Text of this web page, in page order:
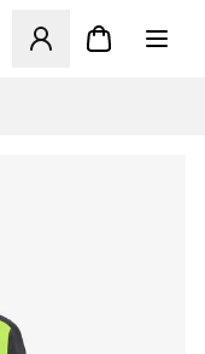
en Modal til at